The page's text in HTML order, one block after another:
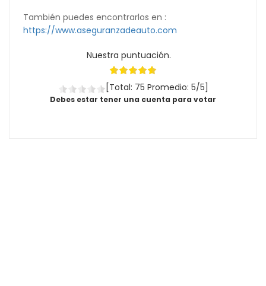
También puedes encontrarlos en :
https://www.aseguranzadeauto.com
Nuestra puntuación.
[Total: 75 Promedio: 5/5]
Debes estar tener una cuenta para votar